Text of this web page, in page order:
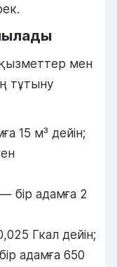
мен
тұтыну
15 м³ дейін;
бір адамға 2
Гкал дейін;
адамға 650